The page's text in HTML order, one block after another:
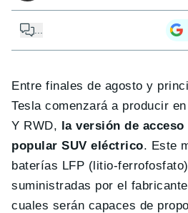
Entre finales de agosto y
Tesla comenzará a producir
Y RWD, la versión de
popular SUV eléctrico. Este
baterías LFP (litio-
suministradas por el
cuales serán capaces de